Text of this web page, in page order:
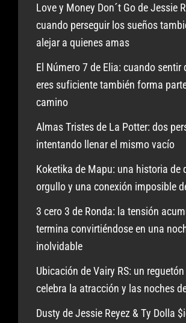
Love y Money Don´t Go de Jessie
cuando perseguir los sueños
alejar a quienes amas
El Número 7 de Elia: cuando sentir
eres suficiente también forma
camino
Almas Tristes de La Potter: dos
intentando llenar el mismo vacío
Koketika de Mapu: una historia de
orgullo y una conexión imposible
3 cero 3 de Ronda: la tensión
termina convirtiéndose en una
inolvidable
Ubicación de Vairy RS: un
celebra la atracción y las noches
Dusty de Jessie Reyez & Ty Dolla